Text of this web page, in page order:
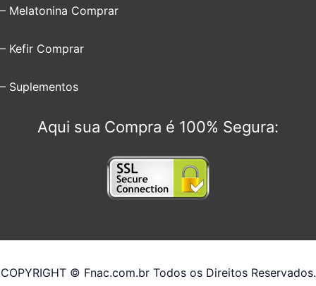
– Melatonina Comprar
– Kefir Comprar
– Suplementos
Aqui sua Compra é 100% Segura:
COPYRIGHT © Fnac.com.br Todos os Direitos Reservados.